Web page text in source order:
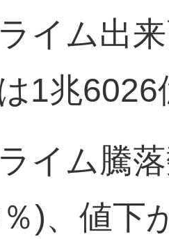
イム出
1兆6026
イム騰
)、値下